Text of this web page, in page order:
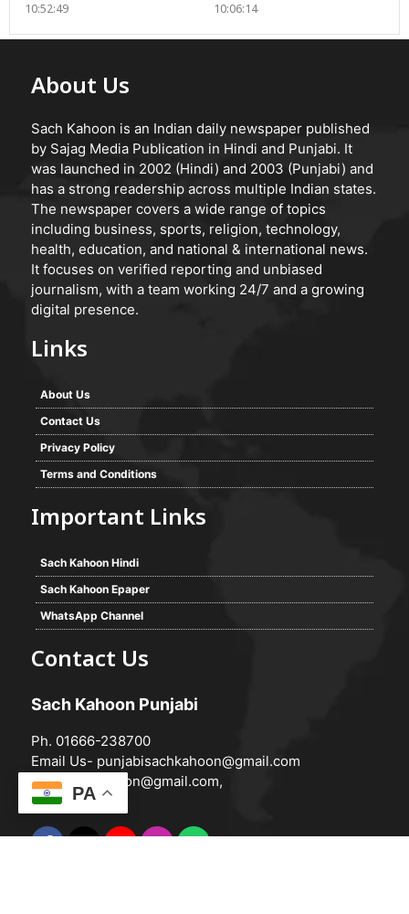
10:52:49
10:06:14
About Us
Sach Kahoon is an Indian daily newspaper published
by Sajag Media Publication in Hindi and Punjabi. It
was launched in 2002 (Hindi) and 2003 (Punjabi) and
has a strong readership across multiple Indian states.
The newspaper covers a wide range of topics
including business, sports, religion, technology,
health, education, and national & international news.
It focuses on verified reporting and unbiased
journalism, with a team working 24/7 and a growing
digital presence.
Links
About Us
Contact Us
Privacy Policy
Terms and Conditions
Important Links
Sach Kahoon Hindi
Sach Kahoon Epaper
WhatsApp Channel
Contact Us
Sach Kahoon Punjabi
Ph. 01666-238700
Email Us- punjabisachkahoon@gmail.com
hindisachkahoon@gmail.com,
PA